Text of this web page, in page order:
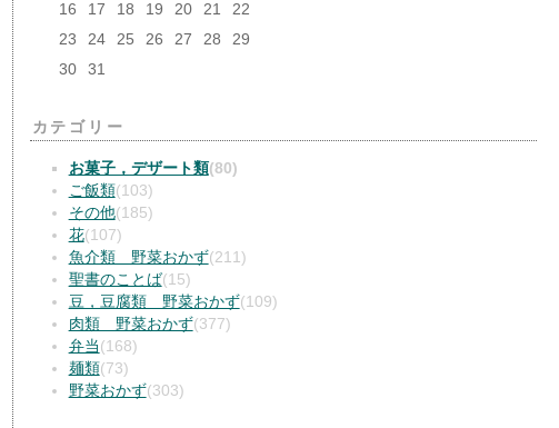
16
17 18 19 20 21
22
23
24 25 26 27 28
29
30
31
カテゴリー
お菓子，デザート類(80)
ご飯類(103)
その他(185)
花(107)
魚介類 野菜おかず(211)
聖書のことば(15)
豆，豆腐類 野菜おかず(109)
肉類 野菜おかず(377)
弁当 (168)
麺類(73)
野菜おかず(303)